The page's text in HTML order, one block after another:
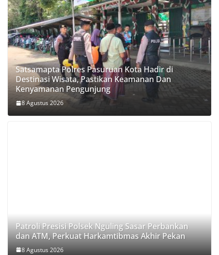
Satsamapta Polres Pasuruan Kota Hadir di
Destinasi Wisata, Pastikan Keamanan Dan
Kenyamanan Pengunjung
8 Agustus 2026
Patroli Presisi Polsek Nguling Sasar Perbankan
dan ATM, Perkuat Harkamtibmas Akhir Pekan
8 Agustus 2026